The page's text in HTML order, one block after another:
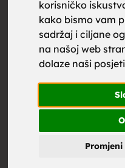
korisničko
kako bismo vam
sadržaj i ciljane
na našoj web
dolaze naši
za